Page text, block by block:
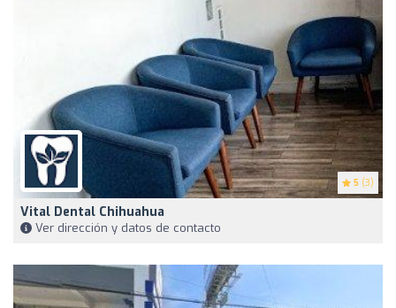
5 (3)
Vital Dental Chihuahua
Ver dirección y datos de contacto